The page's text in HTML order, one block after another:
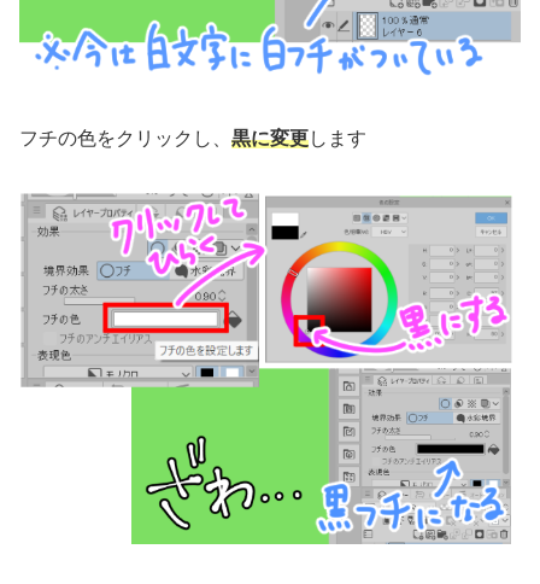
フチの色をクリックし、 黒に変更します